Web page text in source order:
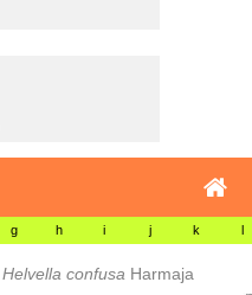
g h i j k l
Helvella confusa Harmaja